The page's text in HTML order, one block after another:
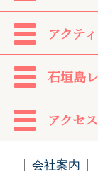
アクテ
石垣島
アクセ
会社案内